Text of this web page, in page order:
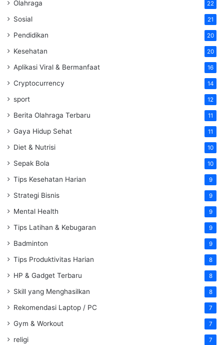
Olahraga 22
Sosial 21
Pendidikan 20
Kesehatan 20
Aplikasi Viral & Bermanfaat 16
Cryptocurrency 14
sport 12
Berita Olahraga Terbaru 11
Gaya Hidup Sehat 11
Diet & Nutrisi 10
Sepak Bola 10
Tips Kesehatan Harian 9
Strategi Bisnis 9
Mental Health 9
Tips Latihan & Kebugaran 9
Badminton 9
Tips Produktivitas Harian 8
HP & Gadget Terbaru 8
Skill yang Menghasilkan 8
Rekomendasi Laptop / PC 7
Gym & Workout 7
religi 7